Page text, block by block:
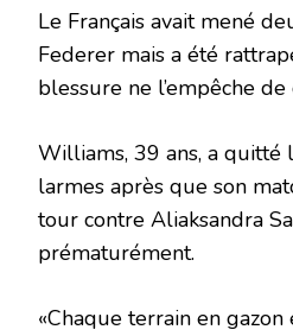
Le Français avait mené
Federer mais a été
blessure ne l’empêche
Williams, 39 ans, a quitté
larmes après que son
tour contre Aliaksandra
prématurément.
«Chaque terrain en